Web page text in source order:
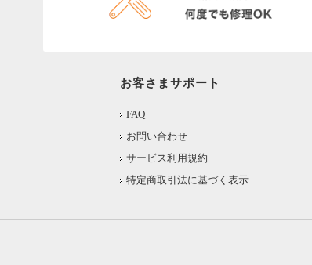
お客さまサポート
FAQ
お問い合わせ
サービス利用規約
特定商取引法に基づく表示